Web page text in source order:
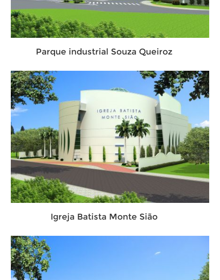
Parque industrial Souza Queiroz
Igreja Batista Monte Sião